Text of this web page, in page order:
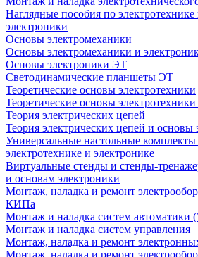
Наглядные пособия по
электроники
Основы электромеханики
Основы электромеханики и
Основы электроники ЭТ
Светодинамические планшеты ЭТ
Теоретические основы электротехники
Теоретические основы
Теория электрических цепей
Теория электрических цепей и основы
Универсальные настольные
электротехнике и электронике
Виртуальные стенды и стенды-
и основам электроники
Монтаж, наладка и ремонт
КИПа
Монтаж и наладка систем автоматики
Монтаж и наладка систем управления
Монтаж, наладка и ремонт
Монтаж, наладка и ремонт